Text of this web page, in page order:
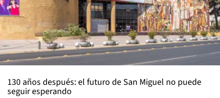
130 años después: el futuro de San Miguel no puede
seguir esperando